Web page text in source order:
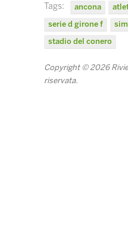
Tags: ancona
serie d girone f
stadio del conero
Copyright © 2026
riservata.